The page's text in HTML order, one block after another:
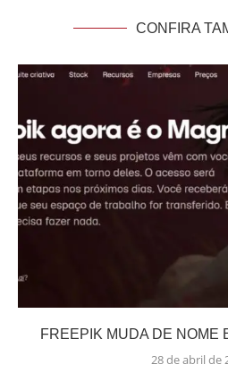
CONFIRA
FREEPIK MUDA DE NOME
28 de abril de